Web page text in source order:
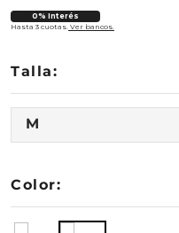
0% Interés
Hasta 3 cuotas. Ver bancos.
M
Color: